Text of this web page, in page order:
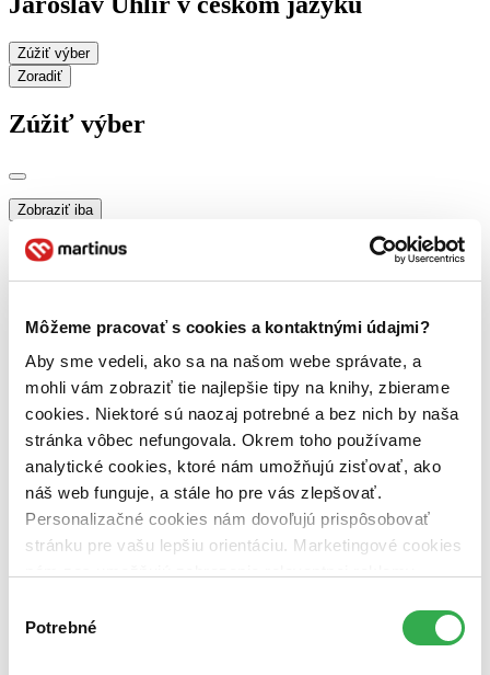
Môžeme pracovať s cookies a kontaktnými údajmi?
Aby sme vedeli, ako sa na našom webe správate, a
mohli vám zobraziť tie najlepšie tipy na knihy, zbierame
cookies. Niektoré sú naozaj potrebné a bez nich by naša
stránka vôbec nefungovala. Okrem toho používame
analytické cookies, ktoré nám umožňujú zisťovať, ako
náš web funguje, a stále ho pre vás zlepšovať.
Personalizačné cookies nám dovoľujú prispôsobovať
stránku pre vašu lepšiu orientáciu. Marketingové cookies
nám pomohlo, keby sme mohli používať všetky tieto
súhlasu
Potrebné
Zúžiť výber
Zoradiť
Zúžiť výber
Zobraziť iba
zľavnené tituly (0 titulov)
na centrálnom sklade (0 titulov)
na centrálnom sklade
predpredaj (0 titulov)predpredaj
pripravujeme (0 titulov)pripravujeme
dostupná (bez vypredaných) (0 titulov)dostupná (bez
Nové / čítané
nová (0 titulov)nová
čítaná (0 titulov)čítaná
čítaná - výborný stav (0 titulov)čítaná - výborný stav
čítaná - mierne opotrebovaná (0 titulov)čítaná - mierne
opotrebovaná
čítané verzie vypredaných kníh (0 titulov)čítané verzie
Zúžiť výber